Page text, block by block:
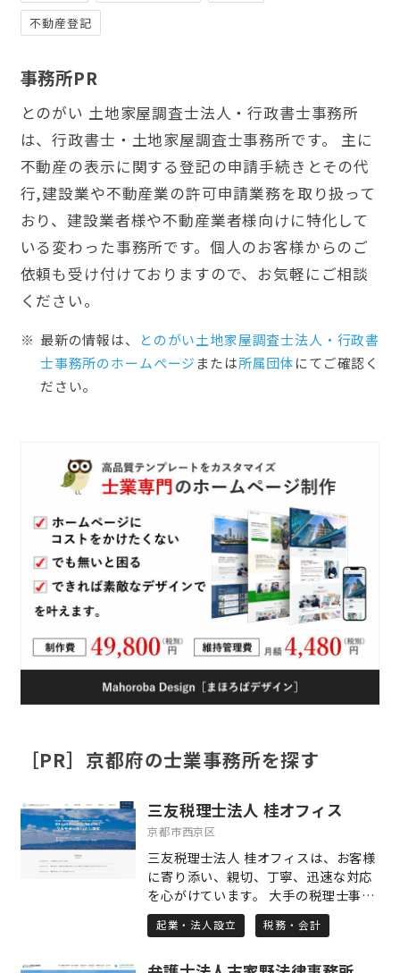
不動産登記
事務所PR
とのがい 土地家屋調査士法人・行政書士事務所
は、行政書士・土地家屋調査士事務所です。 主に
不動産の表示に関する登記の申請手続きとその代
行,建設業や不動産業の許可申請業務を取り扱って
おり、建設業者様や不動産業者様向けに特化して
いる変わった事務所です。個人のお客様からのご
依頼も受け付けておりますので、お気軽にご相談
ください。
最新の情報は、
とのがい土地家屋調査士法人・行政書
士事務所のホームぺージ または所属団体にてご確認く
ださい。
［PR］京都府の士業事務所を探す
三友税理士法人 桂オフィス
京都市西京区
三友税理士法人 桂オフィスは、お客様
に寄り添い、親切、丁寧、迅速な対応
を心がけています。 大手の税理士事務
所では、資格を有しない従業員が担当
者になることがあります。そうなる
起業・法人設立 税務・会計